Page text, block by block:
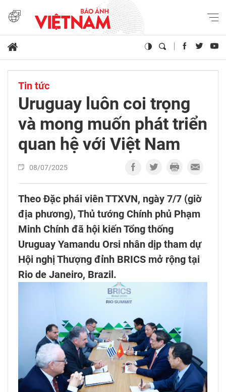
Tin tức
Uruguay luôn coi trọng
và mong muốn phát triển
quan hệ với Việt Nam
08/07/2025
Theo Đặc phái viên TTXVN, ngày 7/7 (giờ
địa phương), Thủ tướng Chính phủ Phạm
Minh Chính đã hội kiến Tổng thống
Uruguay Yamandu Orsi nhân dịp tham dự
Hội nghị Thượng đỉnh BRICS mở rộng tại
Rio de Janeiro, Brazil.